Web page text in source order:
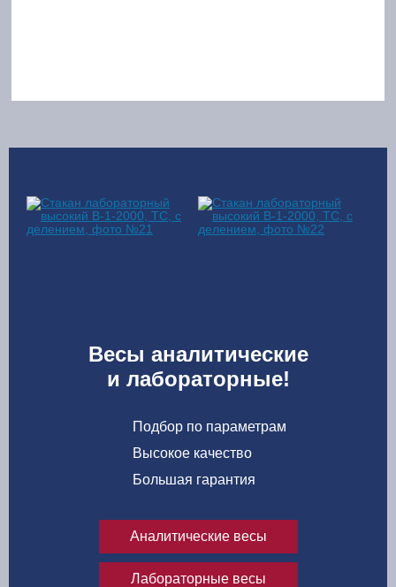
Весы аналитические
и лабораторные!
Подбор по параметрам
Высокое качество
Большая гарантия
Аналитические весы
Лабораторные весы